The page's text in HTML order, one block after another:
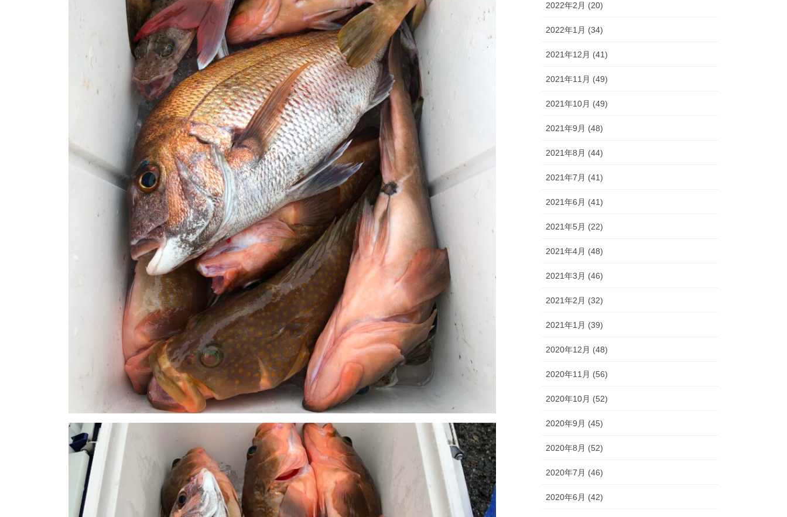
2022年2月 (20)
2022年1月 (34)
2021年12月 (41)
2021年11月 (49)
2021年10月 (49)
2021年9月 (48)
2021年8月 (44)
2021年7月 (41)
2021年6月 (41)
2021年5月 (22)
2021年4月 (48)
2021年3月 (46)
2021年2月 (32)
2021年1月 (39)
2020年12月 (48)
2020年11月 (56)
2020年10月 (52)
2020年9月 (45)
2020年8月 (52)
2020年7月 (46)
2020年6月 (42)